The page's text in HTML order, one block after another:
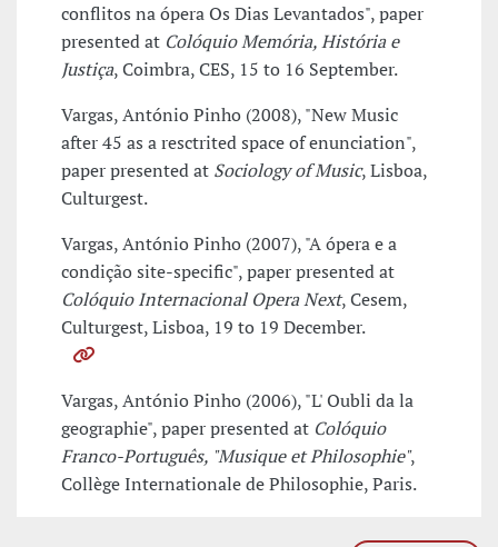
conflitos na ópera Os Dias Levantados", paper
presented at Colóquio Memória, História e
Justiça, Coimbra, CES, 15 to 16 September.
Vargas, António Pinho (2008), "New Music
after 45 as a resctrited space of enunciation",
paper presented at Sociology of Music, Lisboa,
Culturgest.
Vargas, António Pinho (2007), "A ópera e a
condição site-specific", paper presented at
Colóquio Internacional Opera Next, Cesem,
Culturgest, Lisboa, 19 to 19 December.
Vargas, António Pinho (2006), "L' Oubli da la
geographie", paper presented at Colóquio
Franco-Português, "Musique et Philosophie",
Collège Internationale de Philosophie, Paris.